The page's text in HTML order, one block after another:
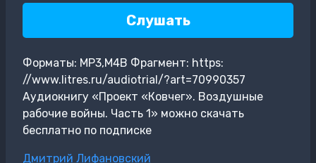
Слушать
Форматы: MP3,M4B Фрагмент: https:
//www.litres.ru/audiotrial/?art=70990357
Аудиокнигу «Проект «Ковчег». Воздушные
рабочие войны. Часть 1» можно скачать
бесплатно по подписке
Метки
Дмитрий Лифановский